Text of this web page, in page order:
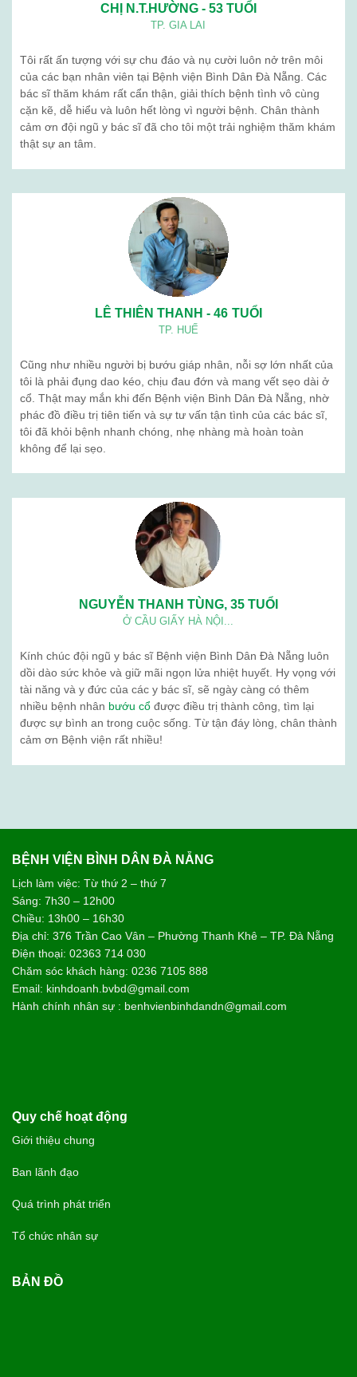
CHỊ N.T.HƯỜNG - 53 TUỔI
TP. GIA LAI
Tôi rất ấn tượng với sự chu đáo và nụ cười luôn nở trên môi
của các bạn nhân viên tại Bệnh viện Bình Dân Đà Nẵng. Các
bác sĩ thăm khám rất cẩn thận, giải thích bệnh tình vô cùng
cặn kẽ, dễ hiểu và luôn hết lòng vì người bệnh. Chân thành
cảm ơn đội ngũ y bác sĩ đã cho tôi một trải nghiệm thăm khám
thật sự an tâm.
LÊ THIÊN THANH - 46 TUỔI
TP. HUẾ
Cũng như nhiều người bị bướu giáp nhân, nỗi sợ lớn nhất của
tôi là phải đụng dao kéo, chịu đau đớn và mang vết sẹo dài ở
cổ. Thật may mắn khi đến Bệnh viện Bình Dân Đà Nẵng, nhờ
phác đồ điều trị tiên tiến và sự tư vấn tận tình của các bác sĩ,
tôi đã khỏi bệnh nhanh chóng, nhẹ nhàng mà hoàn toàn
không để lại sẹo.
NGUYỄN THANH TÙNG, 35 TUỔI
Ở CẦU GIẤY HÀ NỘI...
Kính chúc đội ngũ y bác sĩ Bệnh viện Bình Dân Đà Nẵng luôn
dồi dào sức khỏe và giữ mãi ngọn lửa nhiệt huyết. Hy vọng với
tài năng và y đức của các y bác sĩ, sẽ ngày càng có thêm
nhiều bệnh nhân bướu cổ được điều trị thành công, tìm lại
được sự bình an trong cuộc sống. Từ tận đáy lòng, chân thành
cảm ơn Bệnh viện rất nhiều!
BỆNH VIỆN BÌNH DÂN ĐÀ NẴNG
Lịch làm việc: Từ thứ 2 – thứ 7
Sáng: 7h30 – 12h00
Chiều: 13h00 – 16h30
Địa chỉ: 376 Trần Cao Vân – Phường Thanh Khê – TP. Đà Nẵng
Điện thoại: 02363 714 030
Chăm sóc khách hàng: 0236 7105 888
Email: kinhdoanh.bvbd@gmail.com
Hành chính nhân sự : benhvienbinhdandn@gmail.com
Quy chế hoạt động
Giới thiệu chung
Ban lãnh đạo
Quá trình phát triển
Tổ chức nhân sự
BẢN ĐỒ